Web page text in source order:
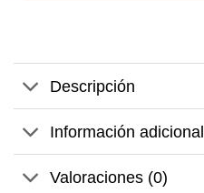
Descripción
Información adicional
Valoraciones (0)